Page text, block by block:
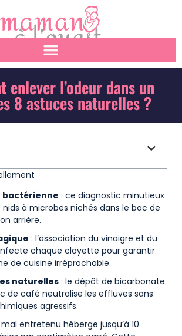
enlever l’odeur dans un
8 astuces naturelles ?
bactérienne : ce diagnostic minutieux
nids à microbes nichés dans le bac de
arrière.
: l’association du vinaigre et du
chaque clayette pour garantir
de cuisine irréprochable.
naturelles : le dépôt de bicarbonate
de café neutralise les effluves sans
agressifs.
entretenu héberge jusqu’à 10